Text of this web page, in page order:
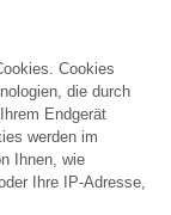
Cookies
die durch
Endgerät
werden im
Ihnen, wie
Ihre IP-Adresse,